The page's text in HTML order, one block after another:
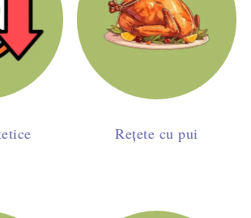
Rețete cu pui